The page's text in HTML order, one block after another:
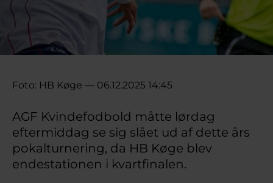
Foto: HB Køge — 06.12.2025 14:45
AGF Kvindefodbold måtte lørdag
eftermiddag se sig slået ud af dette års
pokalturnering, da HB Køge blev
endestationen i kvartfinalen.